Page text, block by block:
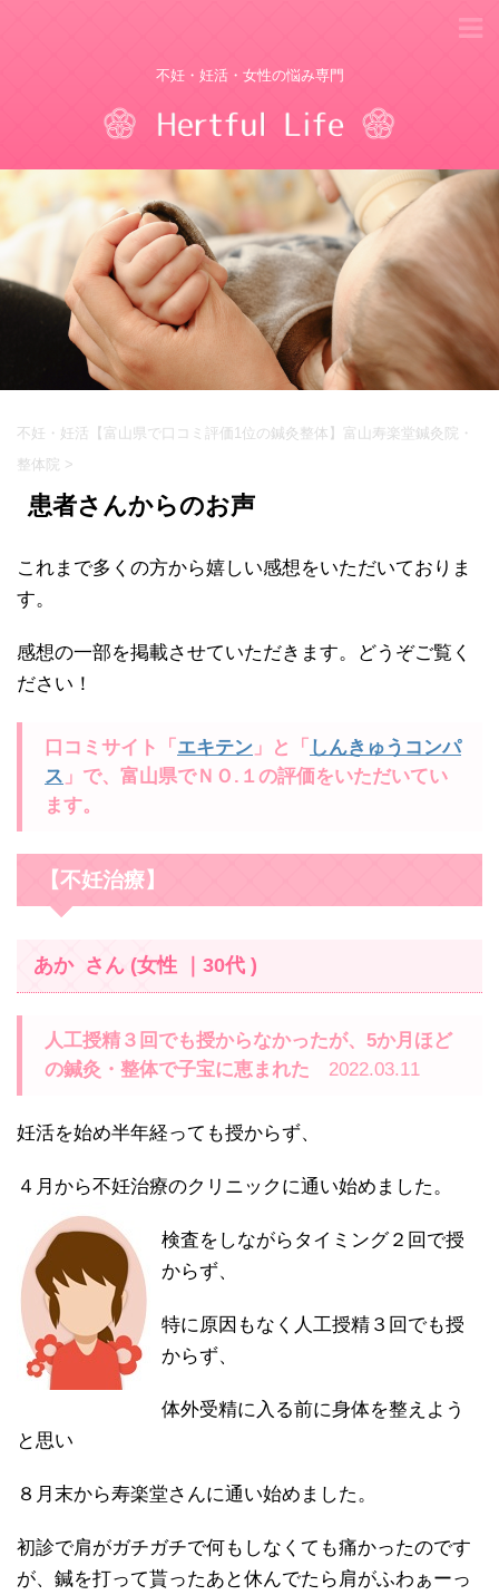
不妊・妊活・女性の悩み専門
不妊・妊活【富山県で口コミ評価1位の鍼灸整体】富山寿楽堂鍼灸院・
整体院 >
患者さんからのお声
これまで多くの方から嬉しい感想をいただいておりま
す。
感想の一部を掲載させていただきます。どうぞご覧く
ださい！
口コミサイト「 エキテン 」と「 しんきゅうコンパ
ス 」で、富山県でＮＯ.１の評価をいただいてい
ます。
【不妊治療】
あか さん (女性 ｜30代 )
人工授精３回でも授からなかったが、5か月ほど
の鍼灸・整体で子宝に恵まれた 2022.03.11
妊活を始め半年経っても授からず、
４月から不妊治療のクリニックに通い始めました。
検査をしながらタイミング２回で授
からず、
特に原因もなく人工授精３回でも授
からず、
体外受精に入る前に身体を整えよう
と思い
８月末から寿楽堂さんに通い始めました。
初診で肩がガチガチで何もしなくても痛かったのです
が、鍼を打って貰ったあと休んでたら肩がふわぁーっ